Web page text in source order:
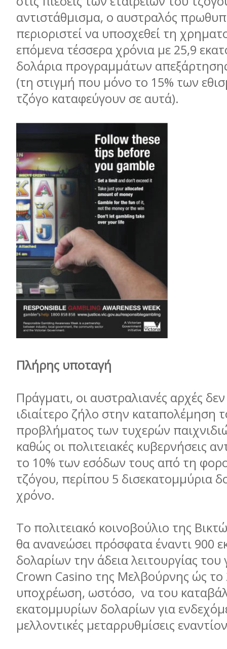
αντιστάθµισµα, ο αυστραλός
περιοριστεί να υποσχεθεί τη
επόµενα τέσσερα χρόνια µε 25,9
δολάρια προγραµµάτων
(τη στιγµή που µόνο το 15% των
τζόγο καταφεύγουν σε αυτά).
Πλήρης υποταγή
Πράγµατι, οι αυστραλιανές αρχές
ιδιαίτερο ζήλο στην καταπολέµηση
προβλήµατος των τυχερών
καθώς οι πολιτειακές κυβερνήσεις
το 10% των εσόδων τους από τη
τζόγου, περίπου 5 δισεκατοµµύρια
χρόνο.
Το πολιτειακό κοινοβούλιο της
θα ανανεώσει πρόσφατα έναντι 900
δολαρίων την άδεια λειτουργίας του
Crown Casino της Μελβούρνης ώς το
υποχρέωση, ωστόσο, να του
εκατοµµυρίων δολαρίων για
µελλοντικές µεταρρυθµίσεις